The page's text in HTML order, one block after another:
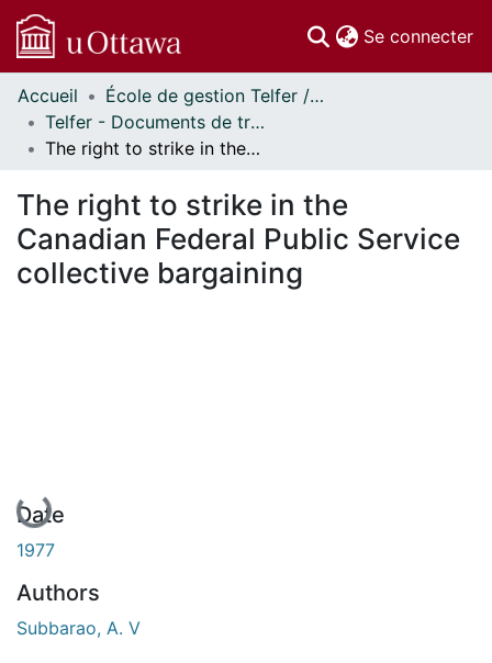
Se connecter
Communautés
et collections
Parcourir
À propos
Accueil
École de gestion Telfer // Telfer School of Management
Telfer - Documents de travail // Telfer - Working Papers
The right to strike in the Canadian Federal Public Service collective bargaining
The right to strike in the
Canadian Federal Public Service
collective bargaining
Date
1977
Authors
Subbarao, A. V